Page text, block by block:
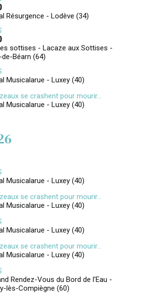
Résurgence - Lodève (34)
sottises - Lacaze aux Sottises -
Béarn (64)
Musicalarue - Luxey (40)
se crashent pour mourir...
Musicalarue - Luxey (40)
Musicalarue - Luxey (40)
se crashent pour mourir...
Musicalarue - Luxey (40)
Musicalarue - Luxey (40)
se crashent pour mourir...
Musicalarue - Luxey (40)
Rendez-Vous du Bord de l'Eau -
lès-Compiègne (60)